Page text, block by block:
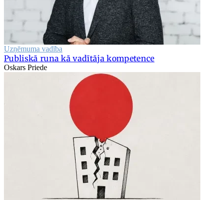
Uzņēmuma vadība
Publiskā runa kā vadītāja kompetence
Oskars Priede